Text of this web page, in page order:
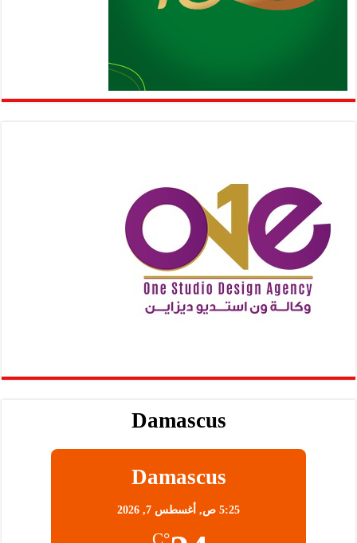
Damascus
Damascus
5:25 ص, أغسطس 7, 2026
°C